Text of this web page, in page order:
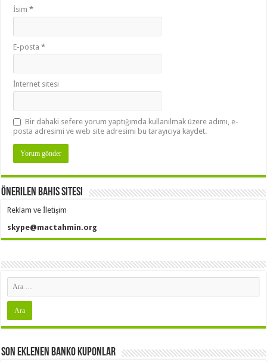
İsim*
E-posta*
İnternet sitesi
Bir dahaki sefere yorum yaptığımda kullanılmak üzere adımı, e-
posta adresimi ve web site adresimi bu tarayıcıya kaydet.
Önerilen Bahis Sitesi
Reklam ve İletişim
skype@mactahmin.org
Son Eklenen Banko Kuponlar